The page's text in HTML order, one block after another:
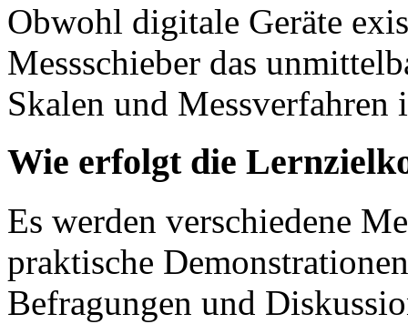
Obwohl digitale Geräte
Messschieber das
Skalen und
Wie erfolgt die
Es werden verschiedene
praktische
Befragungen und